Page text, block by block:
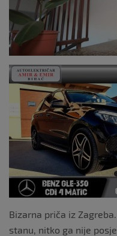
Bizarna priča iz
stanu, nitko ga nije